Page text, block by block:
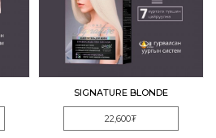
SIGNATURE BLONDE
22,600₮